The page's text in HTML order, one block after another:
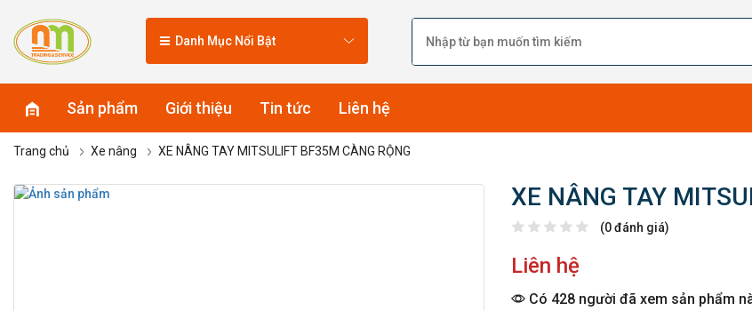
Danh Mục Nổi Bật
Sản phẩm Giới thiệu Tin tức Liên hệ
Trang chủ Xe nâng XE NÂNG TAY MITSULIFT BF35M CÀNG RỘNG
XE NÂNG TAY
(0 đánh giá)
Liên hệ
Có 428 người đã xem sản phẩm